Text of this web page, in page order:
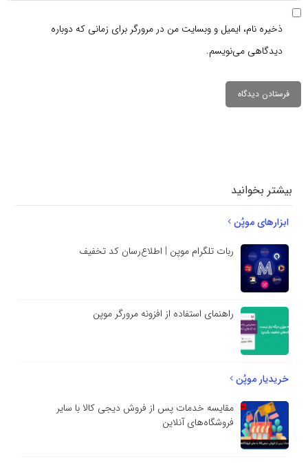
ذخیره نام، ایمیل و وبسایت من در مرورگر برای زمانی که دوباره
دیدگاهی می‌نویسم.
بیشتر بخوانید
ابزارهای موپُن
ربات تلگرام موپن | اطلاع‌رسان کد تخفیف
راهنمای استفاده از افزونه مرورگر موپن
خریدیار موپُن
مقایسه خدمات پس از فروش دیجی کالا با سایر
فروشگاه‌های آنلاین